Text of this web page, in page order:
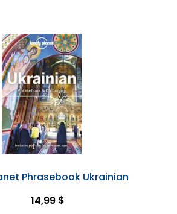
Phrasebook Ukrainian
14,99 $